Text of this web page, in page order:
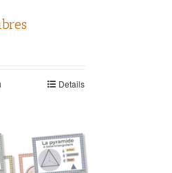
Details